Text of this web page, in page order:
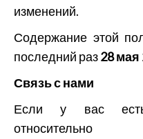
изменений.
Содержание этой
последний раз28 мая
Связь с нами
Если у вас есть